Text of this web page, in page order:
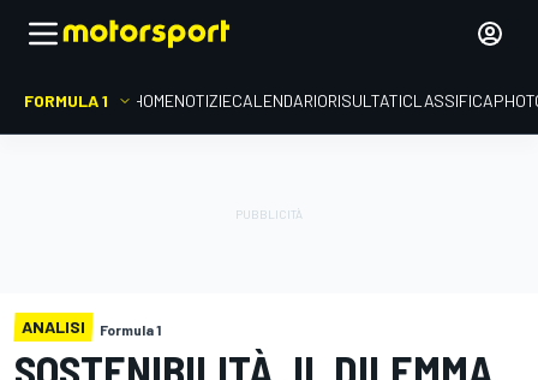
FORMULA 1 HOMENOTIZIECALENDARIORISULTATICLASSIFICA
ANALISI Formula 1